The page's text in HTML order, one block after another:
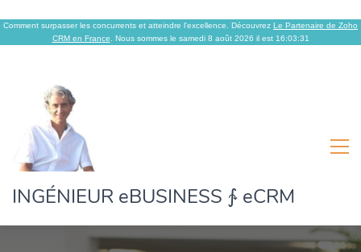
Comment surpasser les concurrents et atteindre l'excellence. Découvrez Le Partenaire de Zoho
CRM en France . Nous sommes le samedi 8 août 2026 il est 16:03:32
INGÉNIEUR eBUSINESS ∱ eCRM